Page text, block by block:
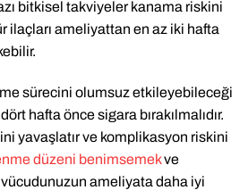
bitkisel takviyeler kanama riskini
ilaçları ameliyattan en az iki hafta
sürecini olumsuz etkileyebileceği
hafta önce sigara bırakılmalıdır.
yavaşlatır ve komplikasyon riskini
düzeni benimsemekve
ameliyata daha iyi